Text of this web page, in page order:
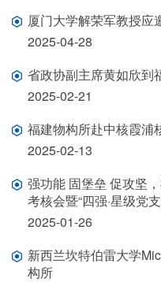
厦门大学解荣军教授应
2025-04-28
省政协副主席黄如欣到
2025-02-21
福建物构所赴中核霞浦
2025-02-13
强功能 固堡垒 促攻坚
考核会暨“四强·星级党
2025-01-26
新西兰坎特伯雷大学
构所